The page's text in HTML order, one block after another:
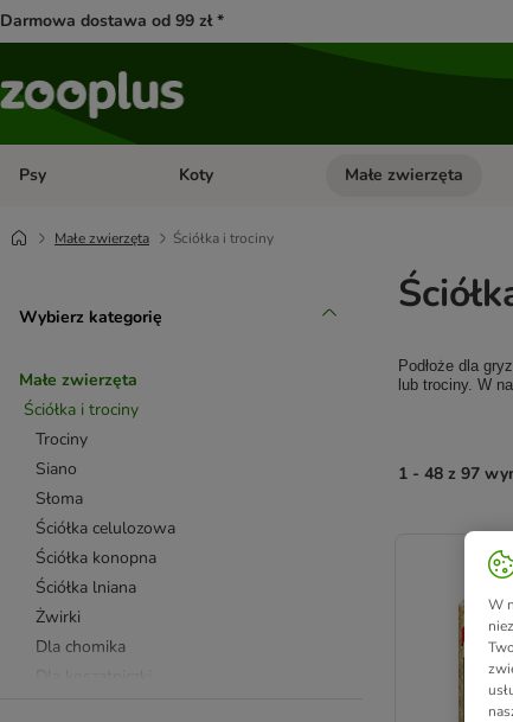
Darmowa dostawa od 99 zł *
Psy Otwórz menu kategorii: Psy
Koty Otwórz menu kategorii:
Małe zwierzęta
Małe zwierzęta Ściółka i trociny
Wybierz kategorię
Małe zwierzęta
Ściółka i trociny
Trociny
Siano
Słoma
Ściółka celulozowa
Ściółka konopna
Ściółka lniana
Żwirki
Dla chomika
Podłoże dla
lub trociny. W
1 - 48 z 97
product items
W